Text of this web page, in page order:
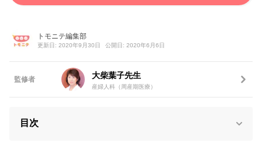
トモニテ編集部
更新日: 2020年9月30日 公開日: 2020年6月6日
監修者 大柴葉子先生
産婦人科（周産期医療）
目次